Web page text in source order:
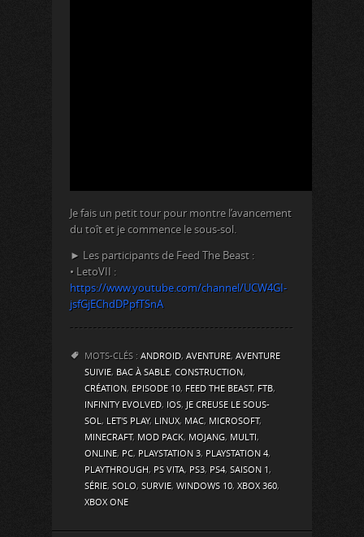
Je fais un petit tour pour montre l’avancement
du toît et je commence le sous-sol.
► Les participants de Feed The Beast :
• LetoVII :
https://www.youtube.com/channel/UCW4GI-
jsfGjEChdDPpfTSnA
MOTS-CLÉS : ANDROID, AVENTURE, AVENTURE
SUIVIE, BAC À SABLE, CONSTRUCTION,
CRÉATION, EPISODE 10, FEED THE BEAST, FTB,
INFINITY EVOLVED, IOS, JE CREUSE LE SOUS-
SOL, LET'S PLAY, LINUX, MAC, MICROSOFT,
MINECRAFT, MOD PACK, MOJANG, MULTI,
ONLINE, PC, PLAYSTATION 3, PLAYSTATION 4,
PLAYTHROUGH, PS VITA, PS3, PS4, SAISON 1,
SÉRIE, SOLO, SURVIE, WINDOWS 10, XBOX 360,
XBOX ONE